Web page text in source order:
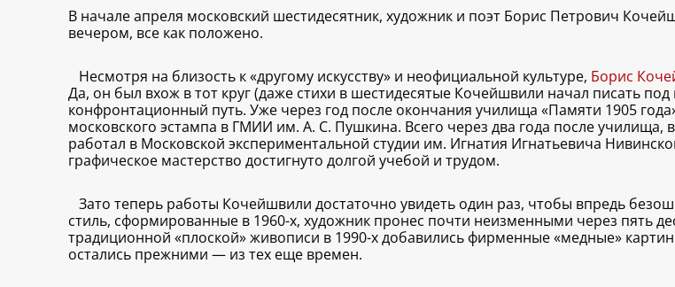
В начале апреля московский шестидесятник, художник и поэт Борис Петрович
вечером, все как положено.
Несмотря на близость к «другому искусству» и неофициальной культуре, Борис
Да, он был вхож в тот круг (даже стихи в шестидесятые Кочейшвили начал писать
конфронтационный путь. Уже через год после окончания училища «Памяти 1905
московского эстампа в ГМИИ им. А. С. Пушкина. Всего через два года после училища,
работал в Московской экспериментальной студии им. Игнатия Игнатьевича
графическое мастерство достигнуто долгой учебой и трудом.
Зато теперь работы Кочейшвили достаточно увидеть один раз, чтобы впредь
стиль, сформированные в 1960-х, художник пронес почти неизменными через пять
традиционной «плоской» живописи в 1990-х добавились фирменные «медные»
остались прежними — из тех еще времен.